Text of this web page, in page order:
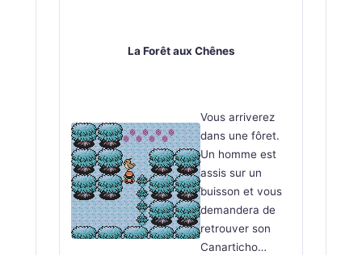
La Forêt aux Chênes
Vous arriverez
dans une fôret.
Un homme est
assis sur un
buisson et vous
demandera de
retrouver son
Canarticho…